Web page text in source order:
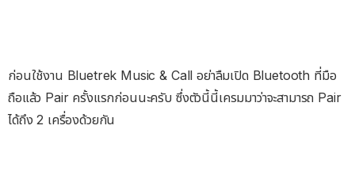
ก่อนใช้งาน Bluetrek Music & Call อย่าลืมเปิด Bluetooth ที่มือ
ถือแล้ว Pair ครั้งแรกก่อนนะครับ ซึ่งตัวนี้นี้เครมมาว่าจะสามารถ Pair
ได้ถึง 2 เครื่องด้วยกัน